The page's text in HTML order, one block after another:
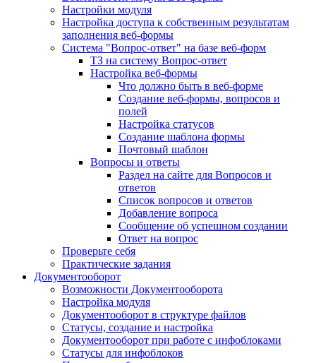
Настройки модуля
Настройка доступа к собственным результатам
заполнения веб-формы
Система "Вопрос-ответ" на базе веб-форм
ТЗ на систему Вопрос-ответ
Настройка веб-формы
Что должно быть в веб-форме
Создание веб-формы, вопросов и
полей
Настройка статусов
Создание шаблона формы
Почтовый шаблон
Вопросы и ответы
Раздел на сайте для Вопросов и
ответов
Список вопросов и ответов
Добавление вопроса
Сообщение об успешном создании
Ответ на вопрос
Проверьте себя
Практические задания
Документооборот
Возможности Документооборота
Настройка модуля
Документооборот в структуре файлов
Статусы, создание и настройка
Документооборот при работе с инфоблоками
Статусы для инфоблоков